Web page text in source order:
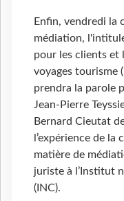
Enfin, vendredi la
médiation,
pour les clients et
voyages tourisme
prendra la parole
Jean-Pierre
Bernard Cieutat
l’expérience de
matière de
juriste à l’Institut
(INC).